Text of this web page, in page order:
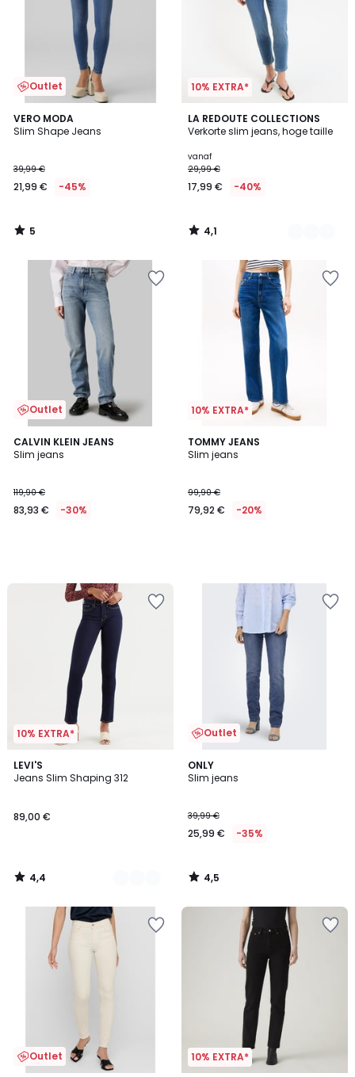
Outlet
VERO MODA
Slim Shape Jeans
39,99 €
21,99 € -45%
5
/
5
/
10% EXTRA*
LA REDOUTE COLLECTIONS
Verkorte slim jeans, hoge taille
vanaf
29,99 €
17,99 € -40%
4,1
/ 5
2
Kleuren
4,1
/
Outlet
CALVIN KLEIN JEANS
Slim jeans
119,90 €
83,93 € -30%
10% EXTRA*
TOMMY JEANS
Slim jeans
99,90 €
79,92 € -20%
10% EXTRA*
LEVI'S
Jeans Slim Shaping 312
89,00 €
4,4
/ 5
4
Kleuren
4,4
/
Outlet
ONLY
Slim jeans
39,99 €
25,99 € -35%
4,5
/ 5
4,5
/
Outlet 10% EXTRA*